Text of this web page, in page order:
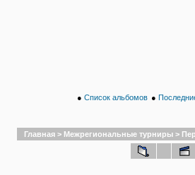
● Список альбомов ●
Главная > Межрегиональные турниры >